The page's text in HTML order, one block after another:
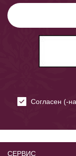
Cогласен (-
СЕРВИС